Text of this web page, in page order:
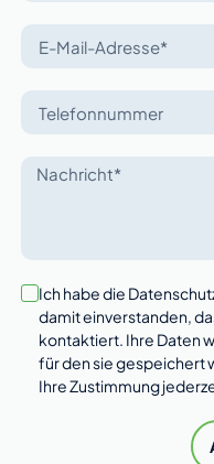
Ich habe die
damit einverstanden,
kontaktiert. Ihre Daten
für den sie gespeichert
Ihre Zustimmung